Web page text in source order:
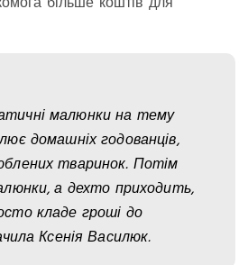
більше коштів для
малюнки на тему
домашніх годованців,
тваринок. Потім
а дехто приходить,
кладе гроші до
Ксенія Василюк.